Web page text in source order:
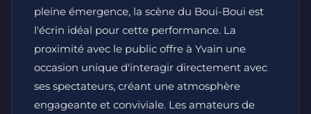
pleine émergence, la scène du Boui-Boui est
l'écrin idéal pour cette performance. La
proximité avec le public offre à Yvain une
occasion unique d'interagir directement avec
ses spectateurs, créant une atmosphère
engageante et conviviale. Les amateurs de